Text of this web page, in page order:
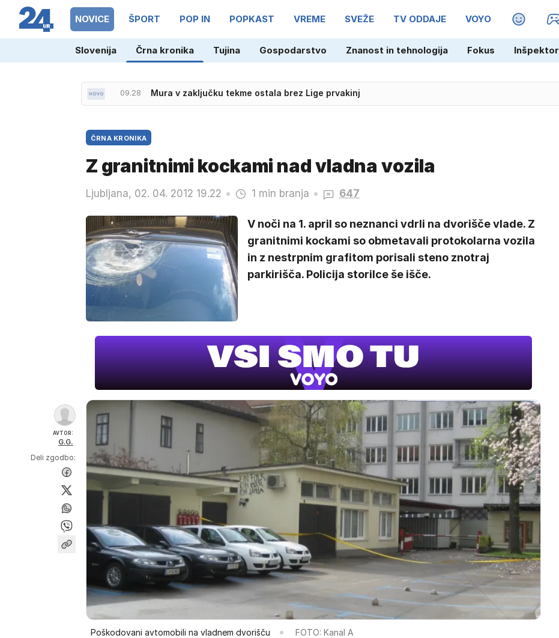
NOVICE ŠPORT POP IN POPKAST VREME SVEŽE TV ODDAJE VOYO MAGAZIN
Slovenija Črna kronika Tujina Gospodarstvo Znanost in tehnologija Fokus Inšpektor
09.28 Mura v zaključku tekme ostala brez Lige prvakinj
ČRNA KRONIKA
Z granitnimi kockami nad vladna vozila
Ljubljana, 02. 04. 2012 19.22 1 min branja 647
V noči na 1. april so neznanci vdrli na dvorišče vlade. Z
granitnimi kockami so obmetavali protokolarna vozila
in z nestrpnim grafitom porisali steno znotraj
parkirišča. Policija storilce še išče.
AVTOR:
G.G.
Deli zgodbo:
Poškodovani avtomobili na vladnem dvorišču FOTO: Kanal A